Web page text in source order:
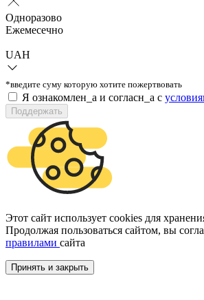
Одноразово
Ежемесечно
UAH
*введите суму которую хотите пожертвовать
Я ознакомлен_а и согласн_а c
Поддержать
Этот сайт использует cookies для
Продолжая пользоваться сайтом, вы
правилами сайта
Принять и закрыть